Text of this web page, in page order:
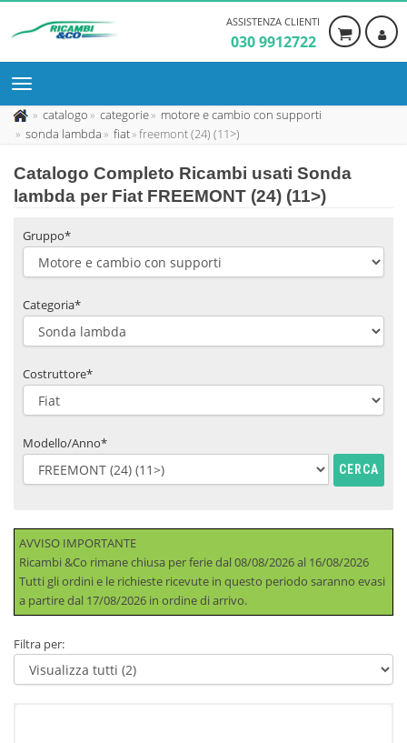
ASSISTENZA CLIENTI
030 9912722
catalogo categorie
motore e cambio con supporti
sonda lambda
fiat freemont (24) (11>)
Catalogo Completo Ricambi usati Sonda
lambda per Fiat FREEMONT (24) (11>)
Gruppo*
Categoria*
Costruttore*
Modello/Anno*
CERCA
AVVISO IMPORTANTE
Ricambi &Co rimane chiusa per ferie dal 08/08/2026 al 16/08/2026
Tutti gli ordini e le richieste ricevute in questo periodo saranno evasi
a partire dal 17/08/2026 in ordine di arrivo.
Filtra per: